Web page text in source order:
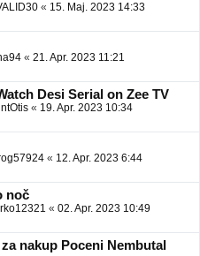
« 15. Maj. 2023 14:33
« 21. Apr. 2023 11:21
Desi Serial on Zee TV
« 19. Apr. 2023 10:34
« 12. Apr. 2023 6:44
noč
« 02. Apr. 2023 10:49
nakup Poceni Nembutal